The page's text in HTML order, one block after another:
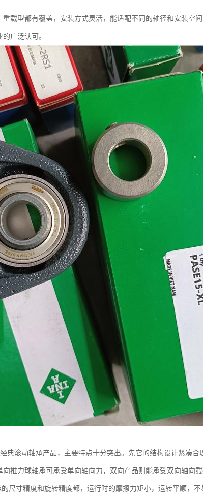
载型都有覆盖，安装方式灵活，能适配不同的轴径和安装空
广泛认可。
典滚动轴承产品，主要特点十分突出。先它的结构设计紧凑合
推力球轴承可承受单向轴向力，双向产品则能承受双向轴向载
尺寸精度和旋转精度都，运行时的摩擦力矩小，运转平顺，